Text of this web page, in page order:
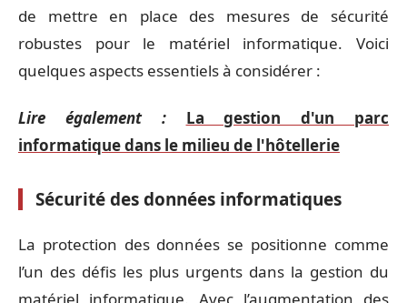
de mettre en place des mesures de sécurité
robustes pour le matériel informatique. Voici
quelques aspects essentiels à considérer :
Lire également :
La gestion d'un parc
informatique dans le milieu de l'hôtellerie
Sécurité des données informatiques
La protection des données se positionne comme
l’un des défis les plus urgents dans la gestion du
matériel informatique. Avec l’augmentation des